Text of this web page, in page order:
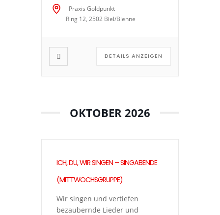
cappella (ohne
Instrumentalbegleitung) und
Praxis Goldpunkt
Ring 12, 2502 Biel/Bienne
DETAILS ANZEIGEN
OKTOBER 2026
ICH, DU, WIR SINGEN – SINGABENDE
(MITTWOCHSGRUPPE)
Wir singen und vertiefen
bezaubernde Lieder und